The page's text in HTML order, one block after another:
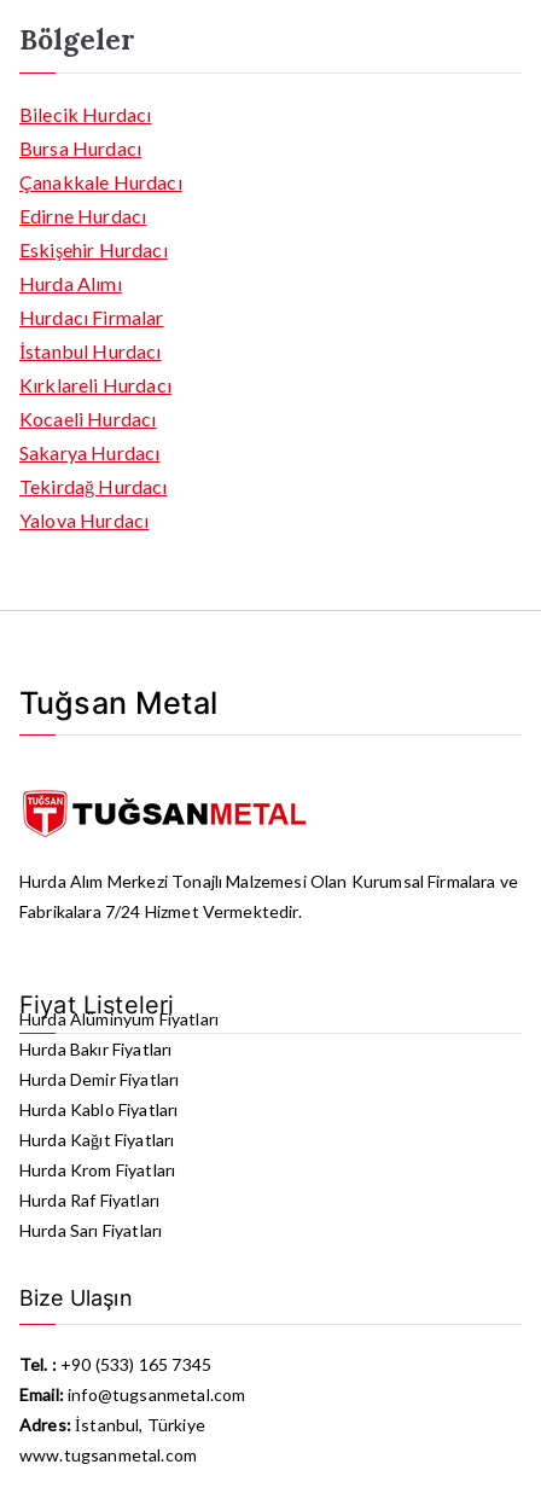
Bölgeler
Bilecik Hurdacı
Bursa Hurdacı
Çanakkale Hurdacı
Edirne Hurdacı
Eskişehir Hurdacı
Hurda Alımı
Hurdacı Firmalar
İstanbul Hurdacı
Kırklareli Hurdacı
Kocaeli Hurdacı
Sakarya Hurdacı
Tekirdağ Hurdacı
Yalova Hurdacı
Tuğsan Metal
Hurda Alım Merkezi Tonajlı Malzemesi Olan Kurumsal Firmalara ve
Fabrikalara 7/24 Hizmet Vermektedir.
Fiyat Listeleri
Hurda Alüminyum Fiyatları
Hurda Bakır Fiyatları
Hurda Demir Fiyatları
Hurda Kablo Fiyatları
Hurda Kağıt Fiyatları
Hurda Krom Fiyatları
Hurda Raf Fiyatları
Hurda Sarı Fiyatları
Bize Ulaşın
Tel. :+90 (533) 165 7345
Email:info@tugsanmetal.com
Adres:İstanbul, Türkiye
www.tugsanmetal.com